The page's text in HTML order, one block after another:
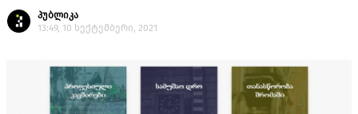
პუბლიკა
13:49, 10 სექტემბერი, 2021